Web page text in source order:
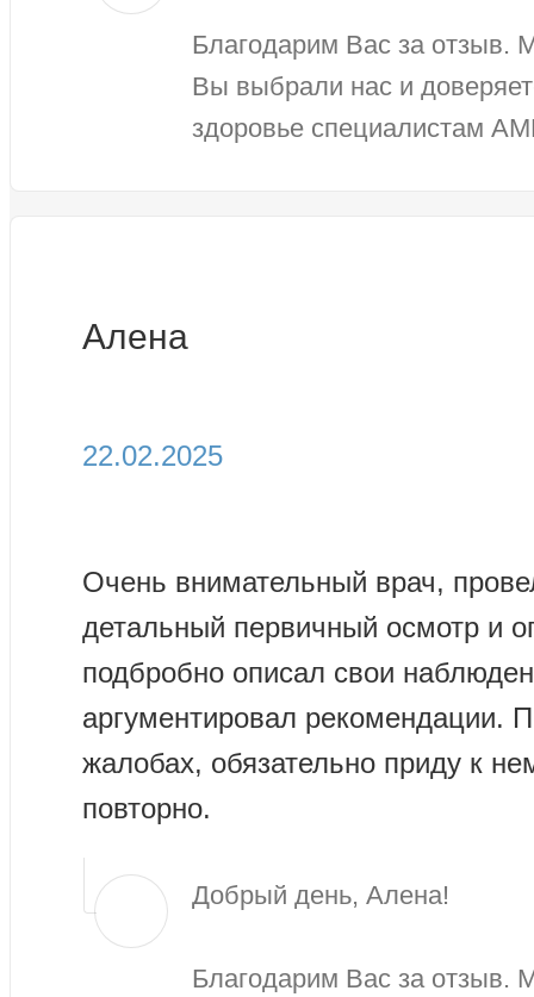
Благодарим Вас за отзыв.
Вы выбрали нас и
здоровье специалистам
Алена
22.02.2025
Очень внимательный врач,
детальный первичный осмотр и
подбробно описал свои
аргументировал рекомендации.
жалобах, обязательно приду к
повторно.
Добрый день, Алена!
Благодарим Вас за отзыв.